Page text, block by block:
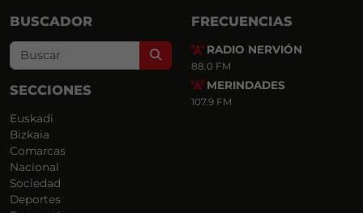
BUSCADOR
Search
SECCIONES
Euskadi
Bizkaia
Comarcas
Nacional
Sociedad
Deportes
FRECUENCIAS
RADIO NERVIÓN
88.0 FM
MERINDADES
107.9 FM